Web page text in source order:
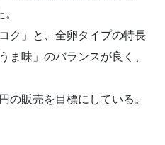
ク」と、全卵タイプの特長
ま味」のバランスが良く、
の販売を目標にしている。